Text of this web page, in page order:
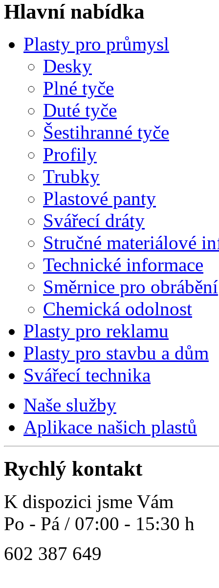
Hlavní nabídka
Plasty pro průmysl
Desky
Plné tyče
Duté tyče
Šestihranné tyče
Profily
Trubky
Plastové panty
Svářecí dráty
Stručné materiálové
Technické informace
Směrnice pro obrábění
Chemická odolnost
Plasty pro reklamu
Plasty pro stavbu a dům
Svářecí technika
Naše služby
Aplikace našich plastů
Rychlý kontakt
K dispozici jsme Vám
Po - Pá / 07:00 - 15:30 h
602 387 649